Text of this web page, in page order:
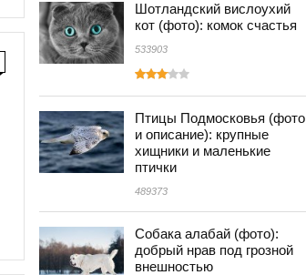
Шотландский вислоухий
кот (фото): комок счастья
533903
Птицы Подмосковья (фото
и описание): крупные
хищники и маленькие
птички
489373
Собака алабай (фото):
добрый нрав под грозной
внешностью